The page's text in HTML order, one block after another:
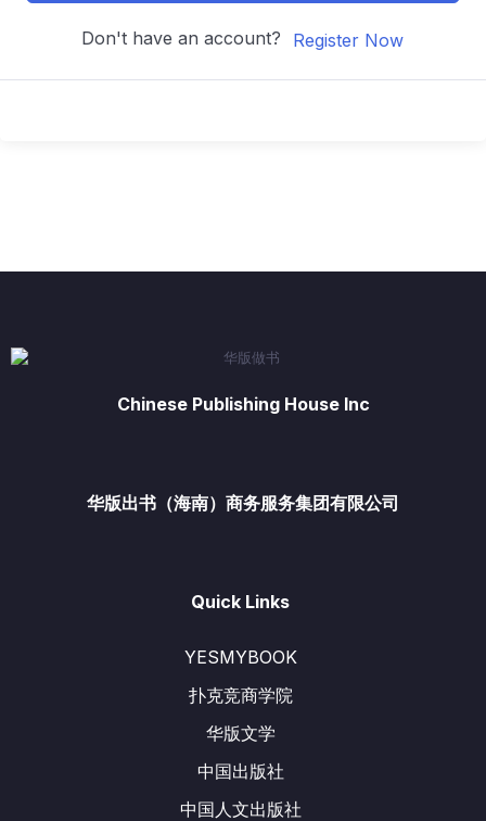
Don't have an account? Register Now
Chinese Publishing House Inc
华版出书（海南）商务服务集团有限公司
Quick Links
YESMYBOOK
扑克竞商学院
华版文学
中国出版社
中国人文出版社